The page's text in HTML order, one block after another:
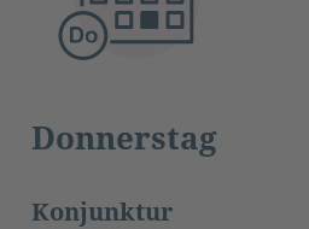
Donnerstag
Konjunktur